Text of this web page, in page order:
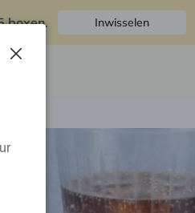
boxen. Inwisselen